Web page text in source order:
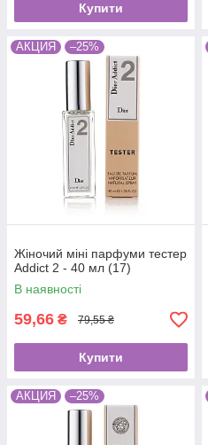
Купити
АКЦИЯ –25%
Жіночий міні парфуми тестер
Addict 2 - 40 мл (17)
В наявності
59,66 ₴ 79,55 ₴
Купити
АКЦИЯ –25%